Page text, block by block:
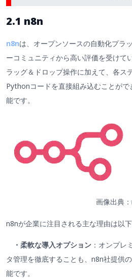
2.1 n8n
n8nは、オープンソースの自動化プラ
ーコミュニティから高い評価を受けて
ラッグ＆ドロップ操作に加えて、各ス
Pythonコードを直接組み込むことが
能です。
画像出典
n8nが企業に注目される主な理由は以
・柔軟な導入オプション ：オンプレ
タ管理を徹底することも、n8n社提供
能です。